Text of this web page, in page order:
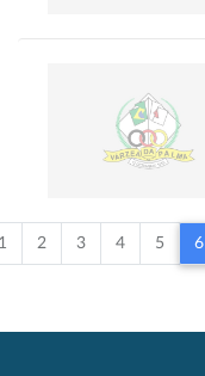
2 3 4 5 6